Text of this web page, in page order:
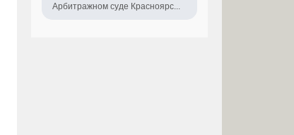
Арбитражном суде Красноярс...